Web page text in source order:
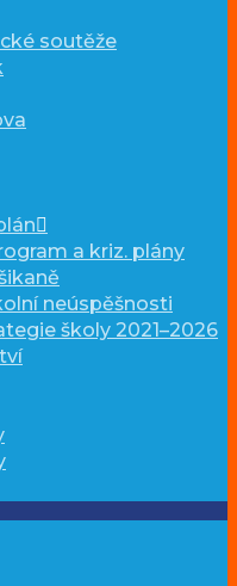
soutěže
a kriz. plány
neúspěšnosti
školy 2021–2026